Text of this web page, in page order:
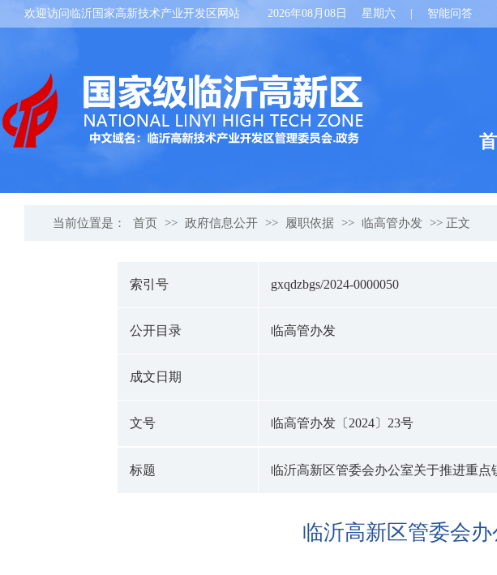
欢迎访问临沂国家高新技术产业开发区网站 2026年08月08日 星期六 智能问答
当前位置是： 首页 >> 政府信息公开 >> 履职依据 >> 临高管办发 >> 正文
索引号 gxqdzbgs/2024-0000050
公开目录 临高管办发
成文日期
文号 临高管办发〔2024〕23号
标题 临沂高新区管委会办公室关于推进重点
临沂高新区管委会